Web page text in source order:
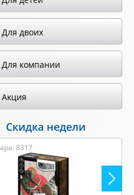
Для двоих
Для компании
Акция
Скидка недели
8317